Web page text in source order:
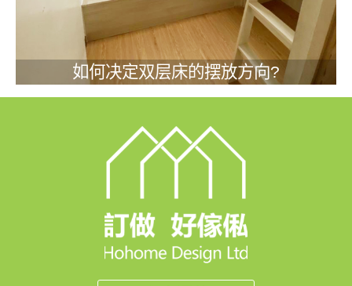
如何决定双层床的摆放方向?